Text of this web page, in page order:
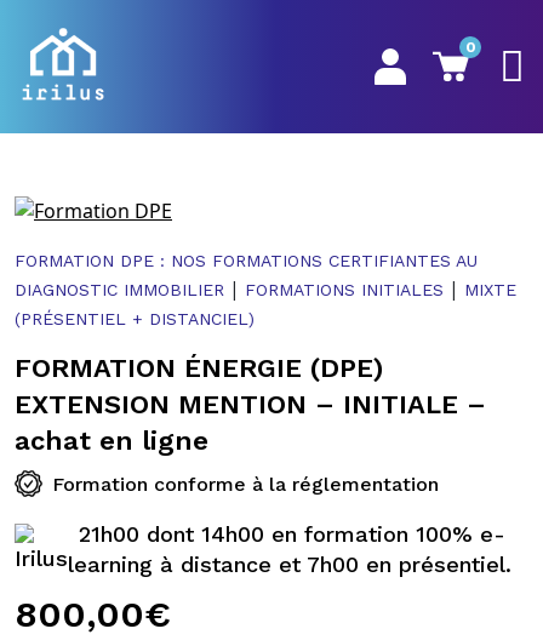
0
FORMATION DPE : NOS FORMATIONS CERTIFIANTES AU
DIAGNOSTIC IMMOBILIER | FORMATIONS INITIALES | MIXTE
(PRÉSENTIEL + DISTANCIEL)
FORMATION ÉNERGIE (DPE)
EXTENSION MENTION – INITIALE –
achat en ligne
Formation conforme à la réglementation
21h00 dont 14h00 en formation 100% e-
learning à distance et 7h00 en présentiel.
800,00€